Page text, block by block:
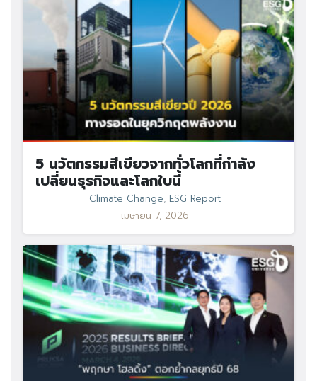
5 นวัตกรรมสีเขียวจากทั่วโลกที่กำลัง
เปลี่ยนธุรกิจและโลกใบนี้
Climate Change, ESG Report
เมษายน 7, 2026